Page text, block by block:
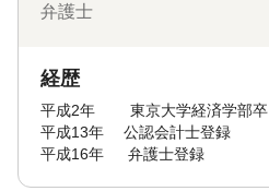
弁護士
経歴
平成2年 東京大学経済学部卒
平成13年 公認会計士登録
平成16年 弁護士登録